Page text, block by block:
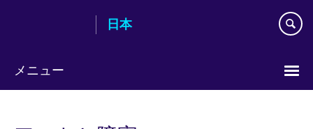
content
日本
メニュー